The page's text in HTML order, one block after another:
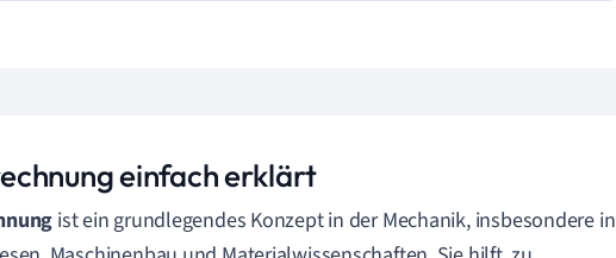
einfach erklärt
ist ein grundlegendes Konzept in der Mechanik, insbesondere in